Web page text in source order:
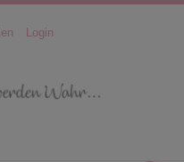
Login